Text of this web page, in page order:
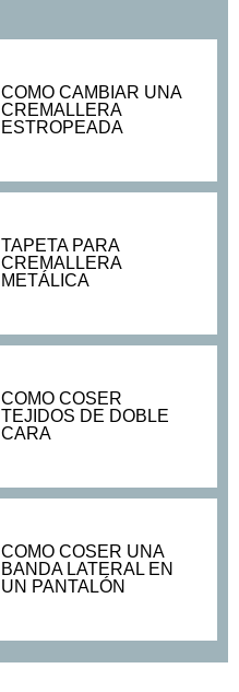
COMO CAMBIAR UNA
CREMALLERA
ESTROPEADA
TAPETA PARA
CREMALLERA
METÁLICA
COMO COSER
TEJIDOS DE DOBLE
CARA
COMO COSER UNA
BANDA LATERAL EN
UN PANTALÓN